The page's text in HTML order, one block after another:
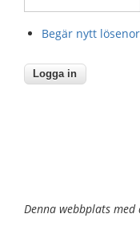
Begär nytt
Denna webbplats